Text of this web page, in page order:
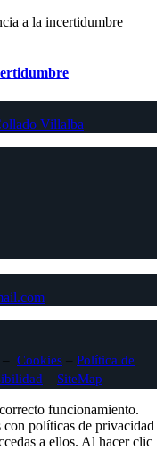
– Cookies – Política de
– SiteMap
funcionamiento.
con políticas de privacidad
a ellos. Al hacer clic